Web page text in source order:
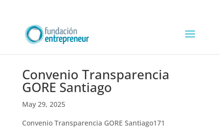
Convenio Transparencia
GORE Santiago
May 29, 2025
Convenio Transparencia GORE Santiago171